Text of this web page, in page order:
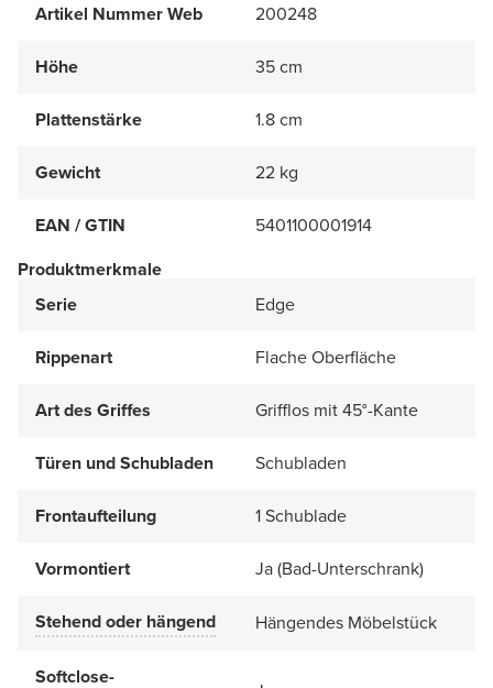
Artikel Nummer Web 200248
Höhe 35 cm
Plattenstärke 1.8 cm
Gewicht 22 kg
EAN / GTIN
5401100001914
Produktmerkmale
Serie
Edge
Rippenart Flache Oberfläche
Art des Griffes Grifflos mit 45°-Kante
Türen und Schubladen Schubladen
Frontaufteilung 1 Schublade
Vormontiert Ja (Bad-Unterschrank)
Stehend oder hängend Hängendes Möbelstück
Softclose-